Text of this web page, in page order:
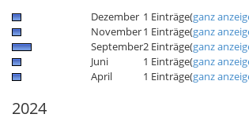
Dezember 1 Einträge(ganz
November1 Einträge(ganz
September2 Einträge(ganz
Juni
1 Einträge(ganz
April
1 Einträge(ganz
2024